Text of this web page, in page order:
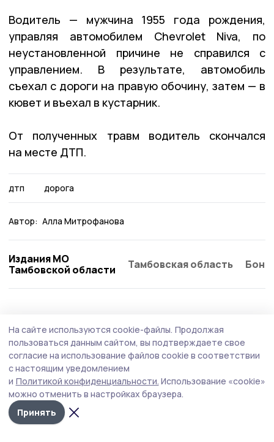
Водитель — мужчина 1955 года рождения,
управляя автомобилем Chevrolet Niva, по
неустановленной причине не справился с
управлением. В результате, автомобиль
съехал с дороги на правую обочину, затем — в
кювет и въехал в кустарник.
От полученных травм водитель скончался
на месте ДТП.
дтп дорога
Автор: Алла Митрофанова
Издания МО
Тамбовской области
Тамбовская область
На сайте используются cookie-файлы. Продолжая
пользоваться данным сайтом, вы подтверждаете свое
согласие на использование файлов cookie в соответствии
с настоящим уведомлением
и Политикой конфиденциальности. Использование «cookie»
можно отменить в настройках браузера.
Принять